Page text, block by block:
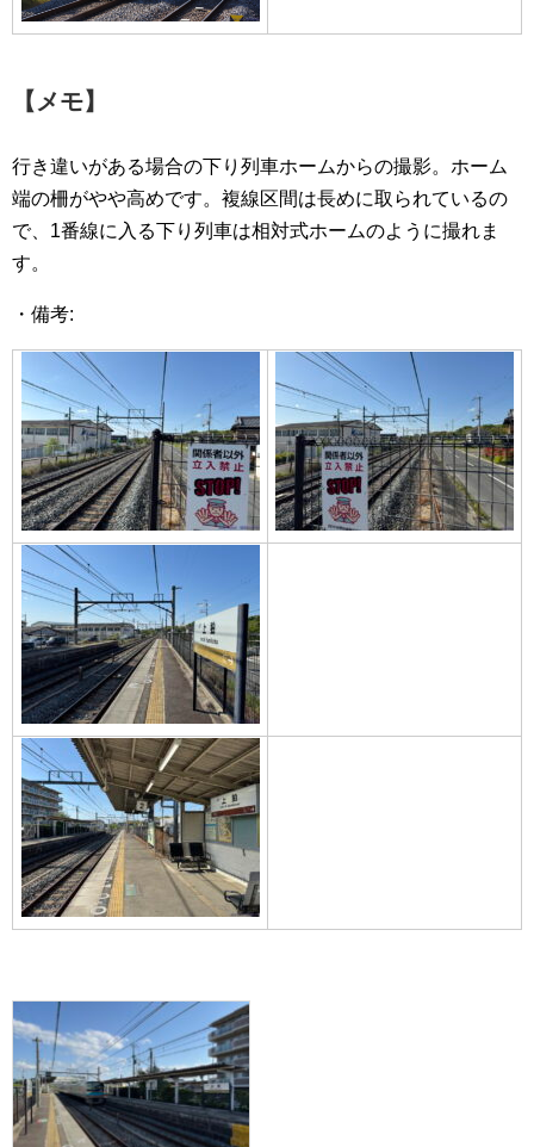
【メモ】
行き違いがある場合の下り列車ホームからの撮影。ホーム
端の柵がやや高めです。複線区間は長めに取られているの
で、1番線に入る下り列車は相対式ホームのように撮れま
す。
・備考: